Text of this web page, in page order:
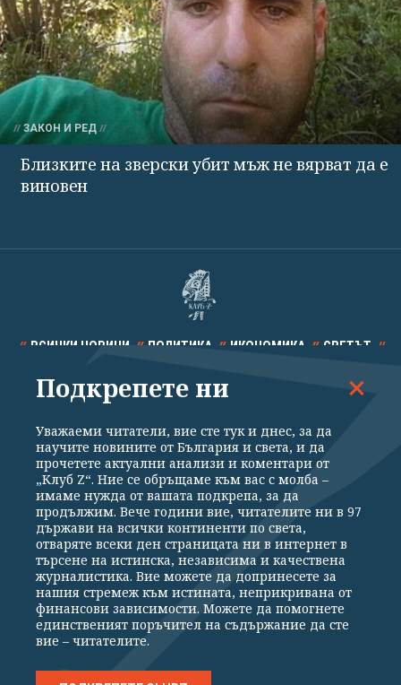
ЗАКОН И РЕД
Близките на зверски убит мъж не вярват да е
виновен
ВСИЧКИ НОВИНИ ПОЛИТИКА ИКОНОМИКА СВЕТЪТ
СПОРТ КУЛТУРА ТЕХНОЛОГИИ КАЛЕЙДОСКОП
Общи условия
Политика за поверителност
Реклама
Партньори Контакти
За Клуб Z
Екип
Подкрепете ни
Издател на www.clubz.bg е „Клуб Зебра Медия“ ЕООД, София, ул. "Алеко
Константинов" 3. Всички права запазени 2026 „Клуб Зебра Медия“
Препечатването на материали, снимки и видео от www.clubz.bg без
Подкрепете ни
Уважаеми читатели, вие сте тук и днес, за да
научите новините от България и света, и да
прочетете актуални анализи и коментари от
„Клуб Z“. Ние се обръщаме към вас с молба –
имаме нужда от вашата подкрепа, за да
продължим. Вече години вие, читателите ни в 97
държави на всички континенти по света,
отваряте всеки ден страницата ни в интернет в
търсене на истинска, независима и качествена
журналистика. Вие можете да допринесете за
нашия стремеж към истината, неприкривана от
финансови зависимости. Можете да помогнете
единственият поръчител на съдържание да сте
вие – читателите.